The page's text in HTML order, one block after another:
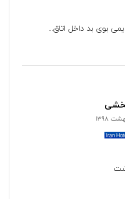
بوی بد داخل اتاق...